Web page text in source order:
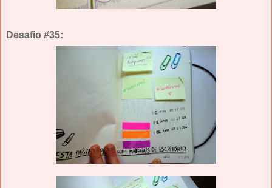
Desafio #35: